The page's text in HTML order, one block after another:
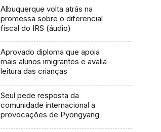
Albuquerque volta atrás na
promessa sobre o diferencial
fiscal do IRS (áudio)
Aprovado diploma que apoia
mais alunos imigrantes e avalia
leitura das crianças
Seul pede resposta da
comunidade internacional a
provocações de Pyongyang